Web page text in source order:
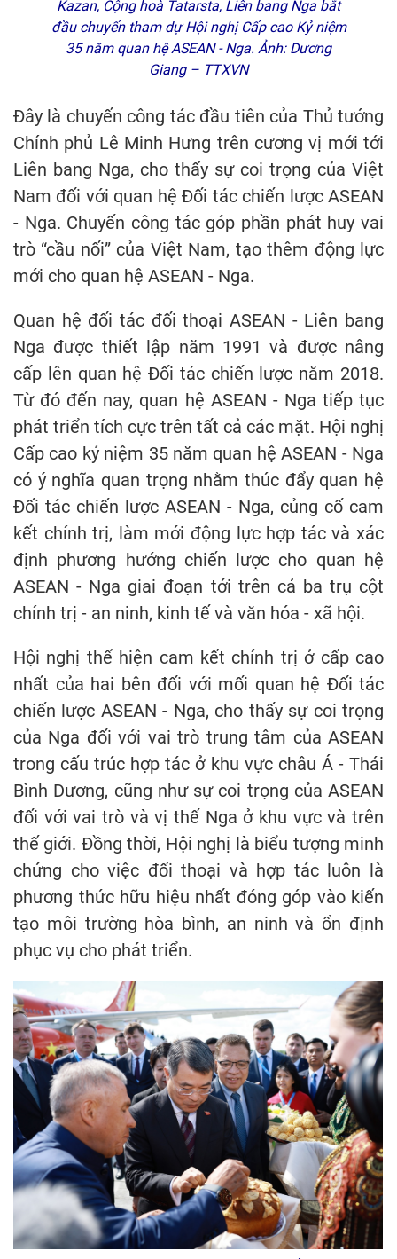
Kazan, Cộng hoà Tatarsta, Liên bang Nga bắt
đầu chuyến tham dự Hội nghị Cấp cao Kỷ niệm
35 năm quan hệ ASEAN - Nga. Ảnh: Dương
Giang – TTXVN
Đây là chuyến công tác đầu tiên của Thủ tướng
Chính phủ Lê Minh Hưng trên cương vị mới tới
Liên bang Nga, cho thấy sự coi trọng của Việt
Nam đối với quan hệ Đối tác chiến lược ASEAN
- Nga. Chuyến công tác góp phần phát huy vai
trò “cầu nối” của Việt Nam, tạo thêm động lực
mới cho quan hệ ASEAN - Nga.
Quan hệ đối tác đối thoại ASEAN - Liên bang
Nga được thiết lập năm 1991 và được nâng
cấp lên quan hệ Đối tác chiến lược năm 2018.
Từ đó đến nay, quan hệ ASEAN - Nga tiếp tục
phát triển tích cực trên tất cả các mặt. Hội nghị
Cấp cao kỷ niệm 35 năm quan hệ ASEAN - Nga
có ý nghĩa quan trọng nhằm thúc đẩy quan hệ
Đối tác chiến lược ASEAN - Nga, củng cố cam
kết chính trị, làm mới động lực hợp tác và xác
định phương hướng chiến lược cho quan hệ
ASEAN - Nga giai đoạn tới trên cả ba trụ cột
chính trị - an ninh, kinh tế và văn hóa - xã hội.
Hội nghị thể hiện cam kết chính trị ở cấp cao
nhất của hai bên đối với mối quan hệ Đối tác
chiến lược ASEAN - Nga, cho thấy sự coi trọng
của Nga đối với vai trò trung tâm của ASEAN
trong cấu trúc hợp tác ở khu vực châu Á - Thái
Bình Dương, cũng như sự coi trọng của ASEAN
đối với vai trò và vị thế Nga ở khu vực và trên
thế giới. Đồng thời, Hội nghị là biểu tượng minh
chứng cho việc đối thoại và hợp tác luôn là
phương thức hữu hiệu nhất đóng góp vào kiến
tạo môi trường hòa bình, an ninh và ổn định
phục vụ cho phát triển.